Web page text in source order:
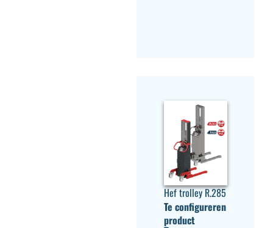
Hef trolley R.285
Te configureren
product